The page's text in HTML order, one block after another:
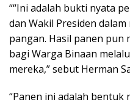
““Ini adalah bukti nyata
dan Wakil Presiden
pangan. Hasil panen
bagi Warga Binaan
mereka,” sebut Herman
“Panen ini adalah bentuk